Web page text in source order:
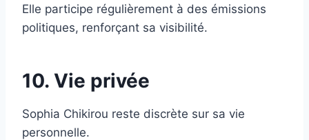
Elle participe régulièrement à des émissions
politiques, renforçant sa visibilité.
10. Vie privée
Sophia Chikirou reste discrète sur sa vie
personnelle.